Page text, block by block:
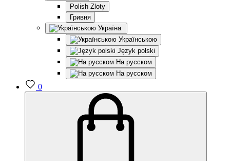
Polish Zloty
Гривня
Україна
Українською
Język polski
На русском
На русском
0